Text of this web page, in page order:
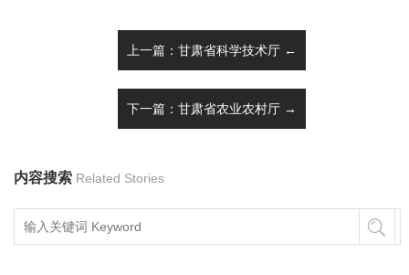
上一篇：甘肃省科学技术厅 ←
下一篇：甘肃省农业农村厅 →
内容搜索 Related Stories